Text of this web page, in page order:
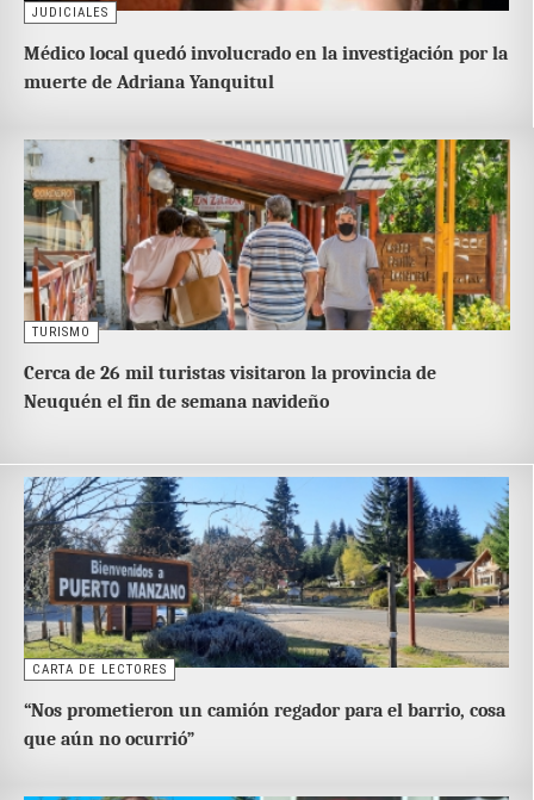
JUDICIALES
Médico local quedó involucrado en la investigación por la
muerte de Adriana Yanquitul
TURISMO
Cerca de 26 mil turistas visitaron la provincia de
Neuquén el fin de semana navideño
CARTA DE LECTORES
“Nos prometieron un camión regador para el barrio, cosa
que aún no ocurrió”